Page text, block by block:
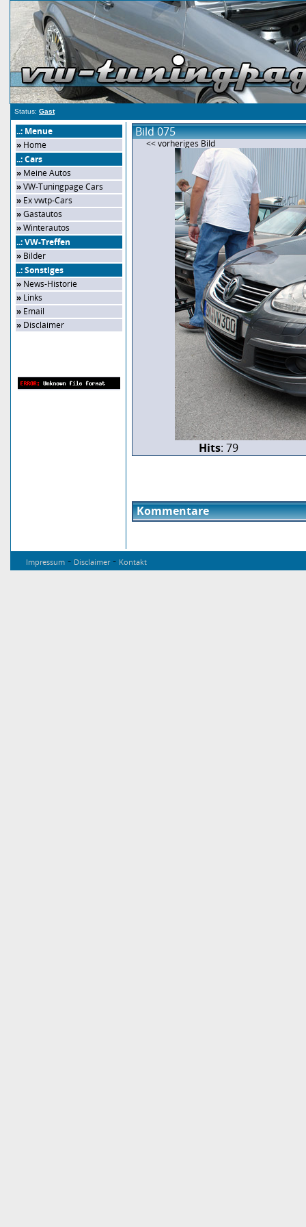
Status: Gast
..: Menue
» Home
..: Cars
» Meine Autos
»VW-Tuningpage Cars
» Ex vwtp-Cars
»Gastautos
»Winterautos
..: VW-Treffen
» Bilder
..: Sonstiges
» News-Historie
» Links
» Email
» Disclaimer
Bild 075
<< vorheriges Bild
Hits: 79
Kommentare
Impressum - Disclaimer- Kontakt